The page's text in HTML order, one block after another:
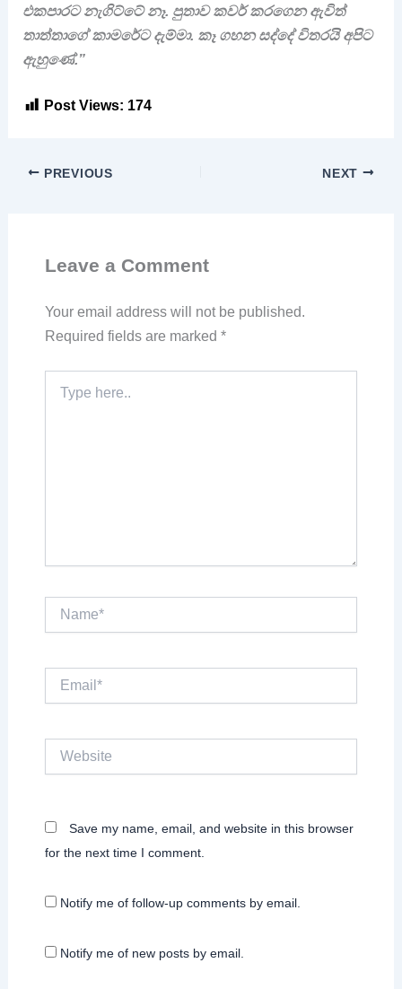
එකපාරට නැගිට්ටේ නෑ. පුතාව කවර් කරගෙන ඇවිත්
තාත්තාගේ කාමරේට දැම්මා. කෑ ගහන සද්දේ විතරයි අපිට
ඇහුණේ.”
Post Views: 174
PREVIOUS NEXT
Leave a Comment
Your email address will not be published.
Required fields are marked *
here..
Save my name, email, and website in this browser
for the next time I comment.
Notify me of follow-up comments by email.
Notify me of new posts by email.